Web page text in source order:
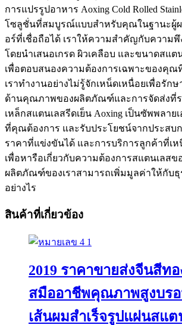
การแปรรูปอาหาร Aoxing Cold Rolled
โซลูชั่นที่สมบูรณ์แบบสำหรับคุณในฐานะผู้ผ
อร์ที่เชื่อถือได้ เราให้ความสำคัญกับความ
โดยนำเสนอเกรด ผิวเคลือบ และขนาดสแต
เพื่อตอบสนองความต้องการเฉพาะของคุณ
เราทำงานอย่างไม่รู้จักเหน็ดเหนื่อยเพื่อรัก
ด้านคุณภาพของผลิตภัณฑ์และการจัดส่งที่รว
เหล็กสแตนเลสรีดเย็น Aoxing เป็นซัพพลาย
ที่คุณต้องการ และรับประโยชน์จากประสบ
ราคาที่แข่งขันได้ และการบริการลูกค้าที่เ
เพื่อหารือเกี่ยวกับความต้องการสแตนเลส
ผลิตภัณฑ์ของเราสามารถเพิ่มมูลค่าให้กับ
อย่างไร
สินค้าที่เกี่ยวข้อง
2019 ราคาขายส่งจีนสีท
สมืออาชีพคุณภาพสูงบร
เส้นผมสำเร็จรูปแผ่นสแต